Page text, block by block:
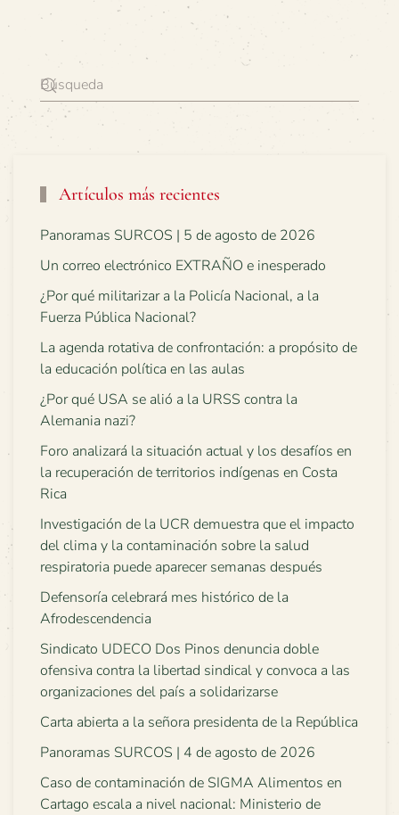
Artículos más recientes
Panoramas SURCOS | 5 de agosto de 2026
Un correo electrónico EXTRAÑO e inesperado
¿Por qué militarizar a la Policía Nacional, a la
Fuerza Pública Nacional?
La agenda rotativa de confrontación: a propósito de
la educación política en las aulas
¿Por qué USA se alió a la URSS contra la
Alemania nazi?
Foro analizará la situación actual y los desafíos en
la recuperación de territorios indígenas en Costa
Rica
Investigación de la UCR demuestra que el impacto
del clima y la contaminación sobre la salud
respiratoria puede aparecer semanas después
Defensoría celebrará mes histórico de la
Afrodescendencia
Sindicato UDECO Dos Pinos denuncia doble
ofensiva contra la libertad sindical y convoca a las
organizaciones del país a solidarizarse
Carta abierta a la señora presidenta de la República
Panoramas SURCOS | 4 de agosto de 2026
Caso de contaminación de SIGMA Alimentos en
Cartago escala a nivel nacional: Ministerio de